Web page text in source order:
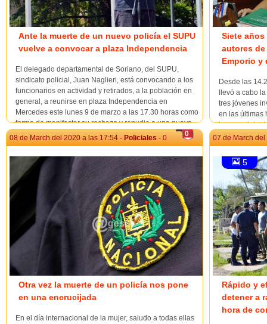
Ante la muerte de un nuevo policía el SUPU
vuelve a convocar a plaza Independencia
El delegado departamental de Soriano, del SUPU,
sindicato policial, Juan Naglieri, está convocando a los
funcionarios en actividad y retirados, a la población en
general, a reunirse en plaza Independencia en
Mercedes este lunes 9 de marzo a las 17.30 horas como
forma de manifestar su rechazo y repudio a una nueva
muerte violenta de...
Siete
autores de
Emporio y
Desde las
llevó a cabo
tres jóvenes
en las últimas
lo que
solitada por...
0
08 de March del 2020 a las 17:54 - Policiales - 0
Otra vez la muerte de un policía nos pone
en una encrucijada
En el día internacional de la mujer, saludo a todas ellas
07 de March
5
Rápido y
detener a
hora de